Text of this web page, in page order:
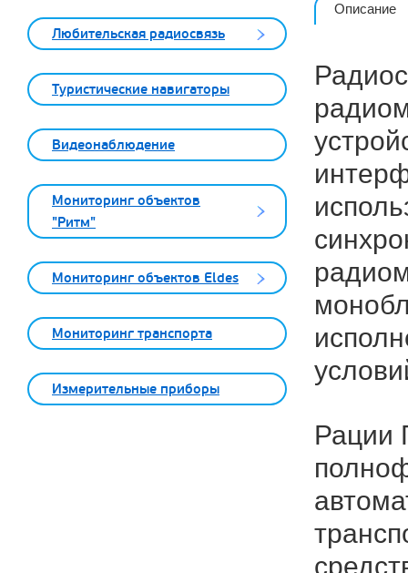
Любительская радиосвязь
Туристические навигаторы
Видеонаблюдение
Мониторинг объектов
"Ритм"
Мониторинг объектов Eldes
Мониторинг транспорта
Измерительные приборы
Описание
Рации